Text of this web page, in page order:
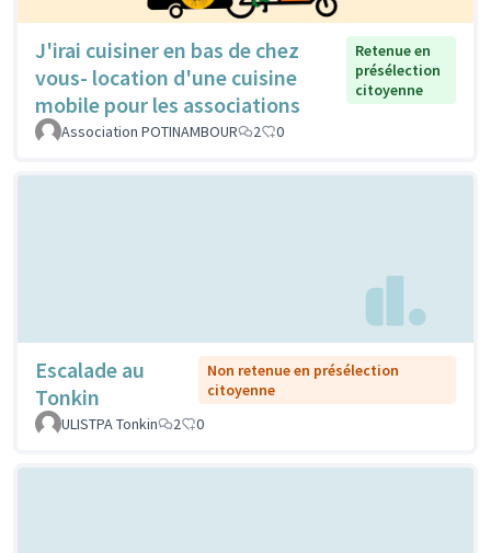
J'irai cuisiner en bas de chez
vous- location d'une cuisine
mobile pour les associations
Retenue en
présélection
citoyenne
Association POTINAMBOUR 2 0
Escalade au
Tonkin
Non retenue en présélection
citoyenne
ULISTPA Tonkin
2 0